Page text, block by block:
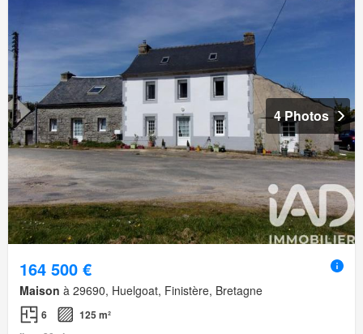
4 Photos
164 500 €
Maison à 29690, Huelgoat, Finistère, Bretagne
6
125 m²